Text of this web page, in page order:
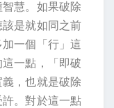
慧。如果破除
是就如同之前
一個「行」這
一點，「即破
，也就是破除
。對於這一點